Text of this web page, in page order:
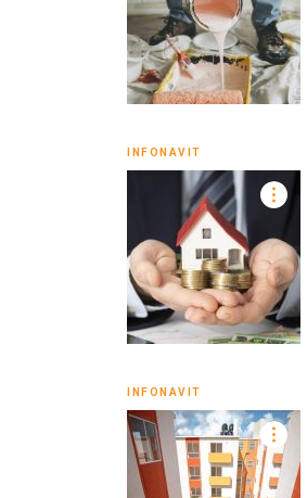
INFONAVIT
INFONAVIT